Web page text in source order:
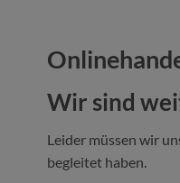
Wir sind
Leider müssen wir
begleitet haben.